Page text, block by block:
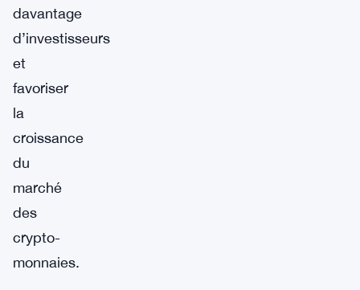
davantage
d’investisseurs
et
favoriser
la
croissance
du
marché
des
crypto-
monnaies.